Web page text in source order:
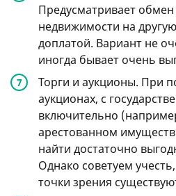
Предусматривает
недвижимости на
доплатой. Вариант не
иногда бывает очень
Торги и аукционы. При
аукционах, с
включительно
арестованном
найти достаточно
Однако советуем
точки зрения